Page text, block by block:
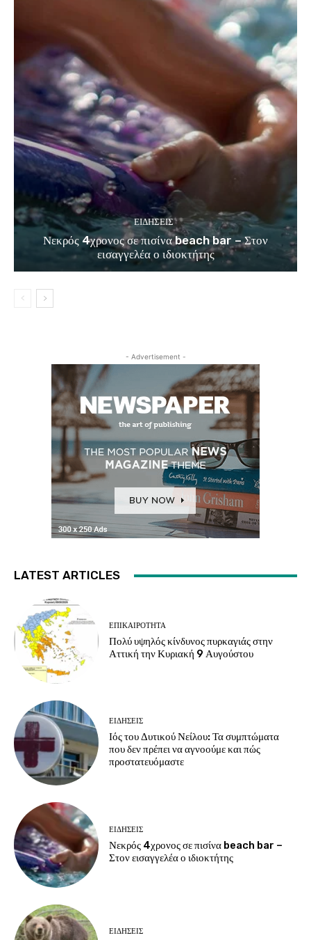
ΕΙΔΗΣΕΙΣ
Νεκρός 4χρονος σε πισίνα beach bar – Στον
εισαγγελέα ο ιδιοκτήτης
- Advertisement -
LATEST ARTICLES
ΕΠΙΚΑΙΡΟΤΗΤΑ
Πολύ υψηλός κίνδυνος πυρκαγιάς στην
Αττική την Κυριακή 9 Αυγούστου
ΕΙΔΗΣΕΙΣ
Ιός του Δυτικού Νείλου: Τα συμπτώματα
που δεν πρέπει να αγνοούμε και πώς
προστατευόμαστε
ΕΙΔΗΣΕΙΣ
Νεκρός 4χρονος σε πισίνα beach bar –
Στον εισαγγελέα ο ιδιοκτήτης
ΕΙΔΗΣΕΙΣ